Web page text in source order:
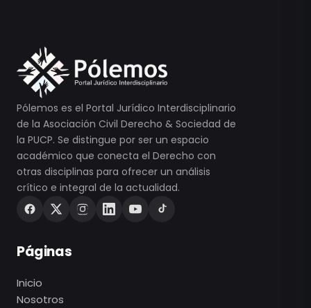
Pólemos es el Portal Jurídico Interdisciplinario
de la Asociación Civil Derecho & Sociedad de
la PUCP. Se distingue por ser un espacio
académico que conecta el Derecho con
otras disciplinas para ofrecer un análisis
crítico e integral de la actualidad.
Páginas
Inicio
Nosotros